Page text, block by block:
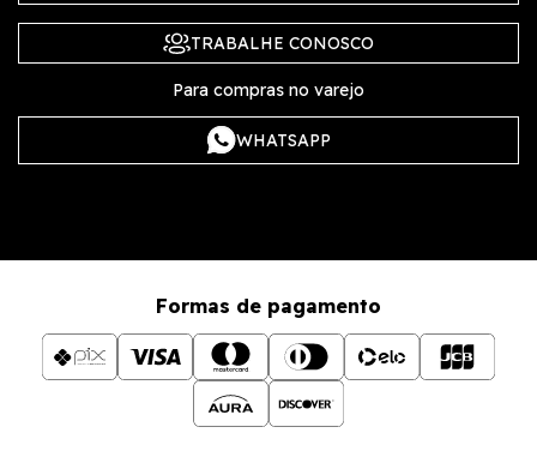
TRABALHE CONOSCO
Para compras no varejo
WHATSAPP
Formas de pagamento